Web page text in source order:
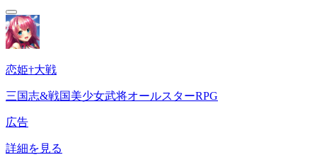
恋姫†大戦
三国志&戦国美少女武将オールスターRPG
広告
詳細を見る